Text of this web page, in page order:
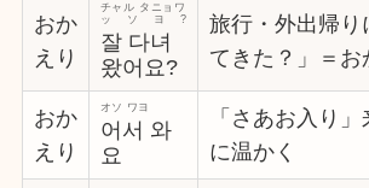
おか
えり
잘 다녀
왔어요?
チャル タニョワ
ッソヨ?
旅行・外出帰り
てきた？」＝お
おか
えり
어서 와
요
オソ ワヨ
「さあお入り
に温かく